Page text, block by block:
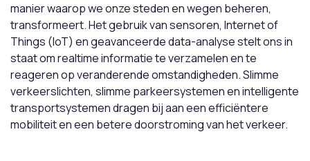
manier waarop we onze steden en wegen beheren,
transformeert. Het gebruik van sensoren, Internet of
Things (IoT) en geavanceerde data-analyse stelt ons in
staat om realtime informatie te verzamelen en te
reageren op veranderende omstandigheden. Slimme
verkeerslichten, slimme parkeersystemen en intelligente
transportsystemen dragen bij aan een efficiëntere
mobiliteit en een betere doorstroming van het verkeer.